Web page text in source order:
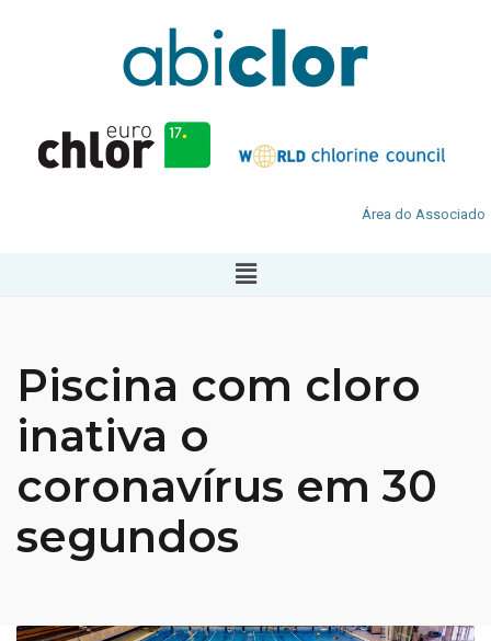
Área do Associado
Piscina com cloro
inativa o
coronavírus em 30
segundos